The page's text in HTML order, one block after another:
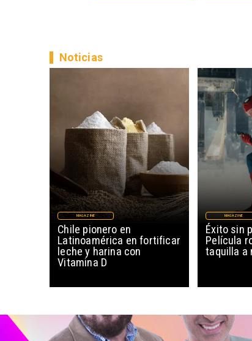
Chile pionero en
Latinoamérica en fortificar
leche y harina con
Vitamina D
MAGAZINE
Noticias
Éxito sin
Película
taquilla a
MAGAZINE